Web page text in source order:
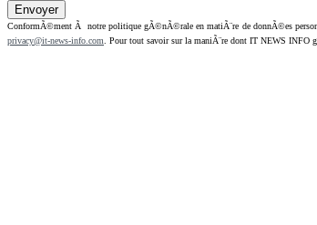
ConformÃ©ment Ã notre politique gÃ©nÃ©rale en matiÃ¨re de donnÃ©es
privacy@it-news-info.com . Pour tout savoir sur la maniÃ¨re dont IT NEWS INFO